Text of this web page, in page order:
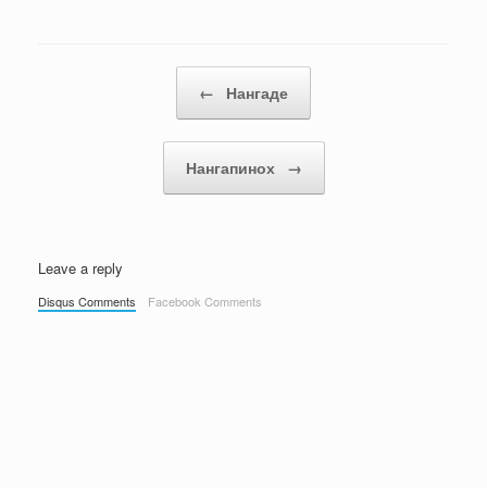
← Нангаде
Нангапинох →
Leave a reply
Disqus Comments Facebook Comments